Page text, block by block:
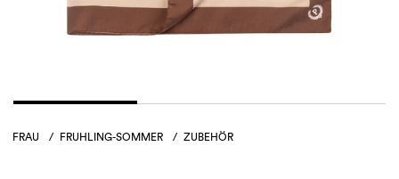
FRAU / FRUHLING-SOMMER / ZUBEHÖR